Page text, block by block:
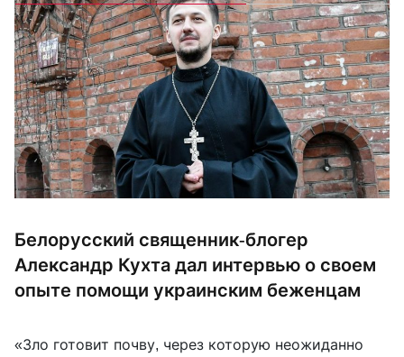
Белорусский священник-блогер
Александр Кухта дал интервью о своем
опыте помощи украинским беженцам
«Зло готовит почву, через которую неожиданно